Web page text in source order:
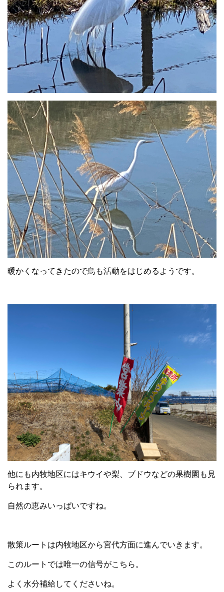
暖かくなってきたので鳥も活動をはじめるようです。
他にも内牧地区にはキウイや梨、ブドウなどの果樹園も見
られます。
自然の恵みいっぱいですね。
散策ルートは内牧地区から宮代方面に進んでいきます。
このルートでは唯一の信号がこちら。
よく水分補給してくださいね。